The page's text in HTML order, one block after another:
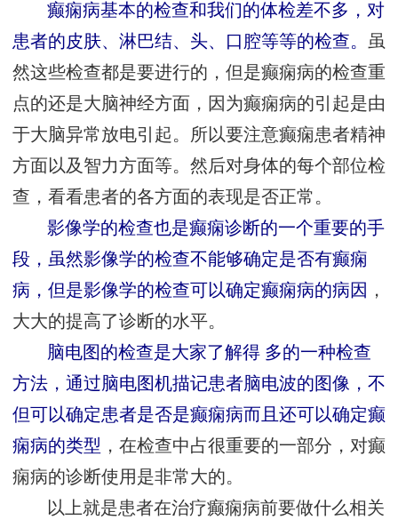
癫痫病基本的检查和我们的体检差不多，对
患者的皮肤、淋巴结、头、口腔等等的检查。 虽
然这些检查都是要进行的，但是癫痫病的检查重
点的还是大脑神经方面，因为癫痫病的引起是由
于大脑异常放电引起。所以要注意癫痫患者精神
方面以及智力方面等。然后对身体的每个部位检
查，看看患者的各方面的表现是否正常。
影像学的检查也是癫痫诊断的一个重要的手
段，虽然影像学的检查不能够确定是否有癫痫
病，但是影像学的检查可以确定癫痫病的病因
，
大大的提高了诊断的水平。
脑电图的检查是大家了解得 多的一种检查
方法，通过脑电图机描记患者脑电波的图像，不
但可以确定患者是否是癫痫病而且还可以确定癫
痫病的类型 ，在检查中占很重要的一部分，对癫
痫病的诊断使用是非常大的。
以上就是患者在治疗癫痫病前要做什么相关